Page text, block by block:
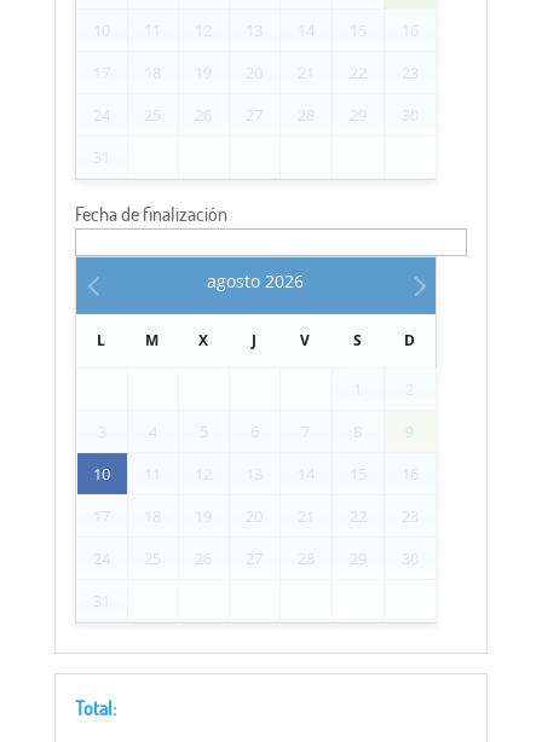
10
11 12 13 14 15
16
17
18 19 20 21 22
23
24
25 26 27 28 29
30
31
Fecha de finalización
agosto 2026
L M X J V S D
1
2
3
4 5 6 7 8
9
10
11 12 13 14 15
16
17
18 19 20 21 22
23
24
25 26 27 28 29
30
31
Total: